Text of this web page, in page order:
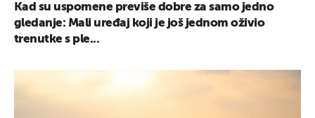
Kad su uspomene previše dobre za samo jedno
gledanje: Mali uređaj koji je još jednom oživio
trenutke s ple...